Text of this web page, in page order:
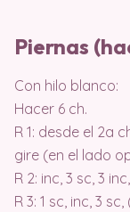
Piernas
Con hilo blanco:
Hacer 6 ch.
R 1: desde el 2a
gire (en el lado
R 2: inc, 3 sc, 3
R 3: 1 sc, inc, 3 sc,